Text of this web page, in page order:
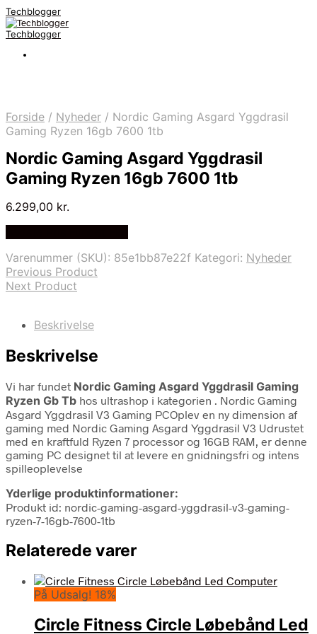
Techblogger
Techblogger
Forside / Nyheder / Nordic Gaming Asgard Yggdrasil
Gaming Ryzen 16gb 7600 1tb
Nordic Gaming Asgard Yggdrasil
Gaming Ryzen 16gb 7600 1tb
6.299,00 kr.
Varenummer (SKU): 85e1bb87e22f Kategori: Nyheder
Previous Product
Next Product
Beskrivelse
Beskrivelse
Vi har fundet Nordic Gaming Asgard Yggdrasil Gaming
Ryzen Gb Tb hos ultrashop i kategorien . Nordic Gaming
Asgard Yggdrasil V3 Gaming PCOplev en ny dimension af
gaming med Nordic Gaming Asgard Yggdrasil V3 Udrustet
med en kraftfuld Ryzen 7 processor og 16GB RAM, er denne
gaming PC designet til at levere en gnidningsfri og intens
spilleoplevelse
Yderlige produktinformationer:
Produkt id: nordic-gaming-asgard-yggdrasil-v3-gaming-
ryzen-7-16gb-7600-1tb
Relaterede varer
På Udsalg! 18%
Circle Fitness Circle Løbebånd Led